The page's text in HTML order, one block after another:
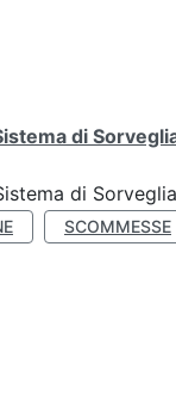
di
di
SCOMMESSE